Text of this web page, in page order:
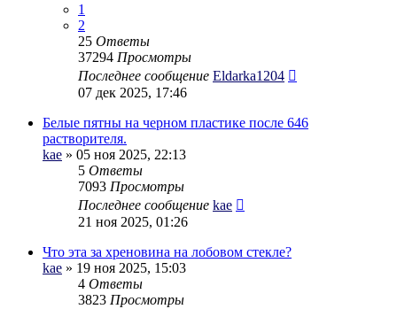
1
2
25 Ответы
37294 Просмотры
Последнее сообщение Eldarka1204
07 дек 2025, 17:46
Белые пятны на черном пластике после 646
растворителя.
kae » 05 ноя 2025, 22:13
5 Ответы
7093 Просмотры
Последнее сообщение kae
21 ноя 2025, 01:26
Что эта за хреновина на лобовом стекле?
kae » 19 ноя 2025, 15:03
4 Ответы
3823 Просмотры